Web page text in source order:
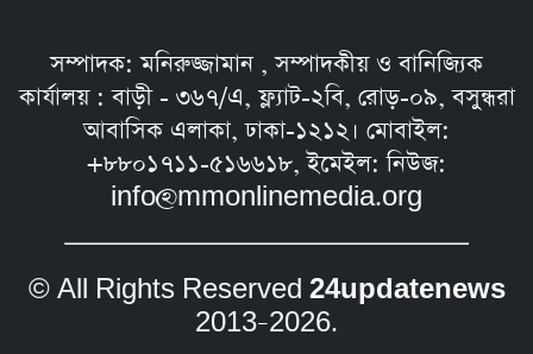
সম্পাদক: মনিরুজ্জামান , সম্পাদকীয় ও বানিজ্যিক
কার্যালয় : বাড়ী - ৩৬৭/এ, ফ্ল্যাট-২বি, রোড়-০৯, বসুন্ধরা
আবাসিক এলাকা, ঢাকা-১২১২। মোবাইল:
+৮৮০১৭১১-৫১৬৬১৮, ইমেইল: নিউজ:
info@mmonlinemedia.org
© All Rights Reserved 24updatenews
2013–2026.